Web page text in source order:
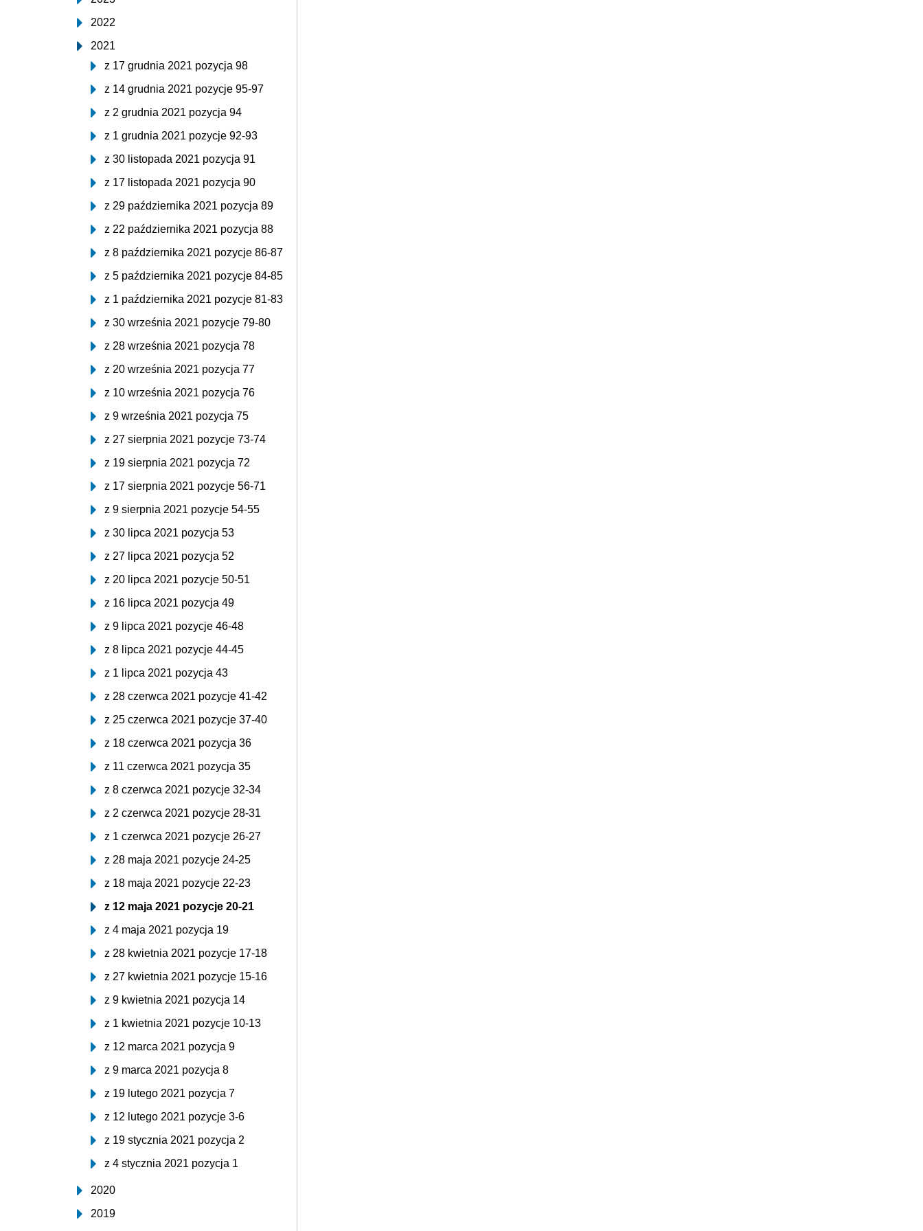
2022
2021
z 17 grudnia 2021 pozycja 98
z 14 grudnia 2021 pozycje 95-97
z 2 grudnia 2021 pozycja 94
z 1 grudnia 2021 pozycje 92-93
z 30 listopada 2021 pozycja 91
z 17 listopada 2021 pozycja 90
z 29 października 2021 pozycja 89
z 22 października 2021 pozycja 88
z 8 października 2021 pozycje 86-87
z 5 października 2021 pozycje 84-85
z 1 października 2021 pozycje 81-83
z 30 września 2021 pozycje 79-80
z 28 września 2021 pozycja 78
z 20 września 2021 pozycja 77
z 10 września 2021 pozycja 76
z 9 września 2021 pozycja 75
z 27 sierpnia 2021 pozycje 73-74
z 19 sierpnia 2021 pozycja 72
z 17 sierpnia 2021 pozycje 56-71
z 9 sierpnia 2021 pozycje 54-55
z 30 lipca 2021 pozycja 53
z 27 lipca 2021 pozycja 52
z 20 lipca 2021 pozycje 50-51
z 16 lipca 2021 pozycja 49
z 9 lipca 2021 pozycje 46-48
z 8 lipca 2021 pozycje 44-45
z 1 lipca 2021 pozycja 43
z 28 czerwca 2021 pozycje 41-42
z 25 czerwca 2021 pozycje 37-40
z 18 czerwca 2021 pozycja 36
z 11 czerwca 2021 pozycja 35
z 8 czerwca 2021 pozycje 32-34
z 2 czerwca 2021 pozycje 28-31
z 1 czerwca 2021 pozycje 26-27
z 28 maja 2021 pozycje 24-25
z 18 maja 2021 pozycje 22-23
z 12 maja 2021 pozycje 20-21
z 4 maja 2021 pozycja 19
z 28 kwietnia 2021 pozycje 17-18
z 27 kwietnia 2021 pozycje 15-16
z 9 kwietnia 2021 pozycja 14
z 1 kwietnia 2021 pozycje 10-13
z 12 marca 2021 pozycja 9
z 9 marca 2021 pozycja 8
z 19 lutego 2021 pozycja 7
z 12 lutego 2021 pozycje 3-6
z 19 stycznia 2021 pozycja 2
z 4 stycznia 2021 pozycja 1
2020
2019